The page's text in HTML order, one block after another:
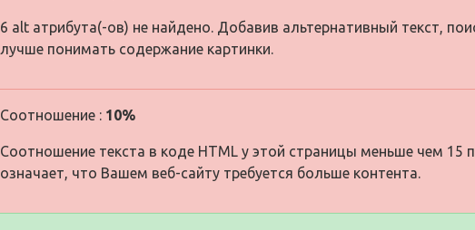
6 alt атрибута(-ов) не найдено. Добавив альтернативный текст,
лучше понимать содержание картинки.
Соотношение : 10%
Соотношение текста в коде HTML у этой страницы меньше чем 15
означает, что Вашем веб-сайту требуется больше контента.